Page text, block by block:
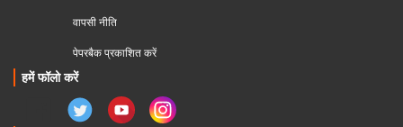
वापसी नीति
पेपरबैक प्रकाशित करें
हमें फॉलो करें